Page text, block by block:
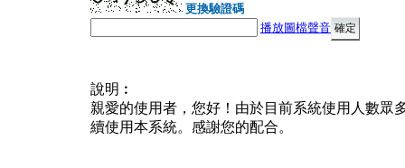
更換驗證碼
播放圖檔聲音
說明︰
親愛的使用者，您好！由於目前系統使用人數眾
續使用本系統。感謝您的配合。